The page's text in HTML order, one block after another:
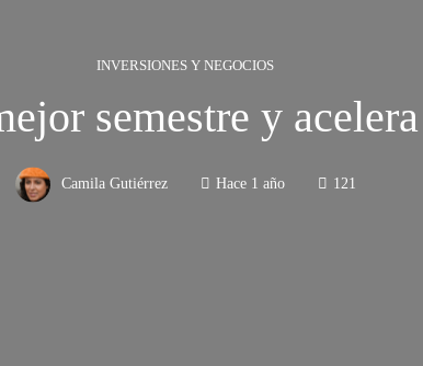
INVERSIONES Y NEGOCIOS
semestre y
Camila Gutiérrez Hace 1 año 121